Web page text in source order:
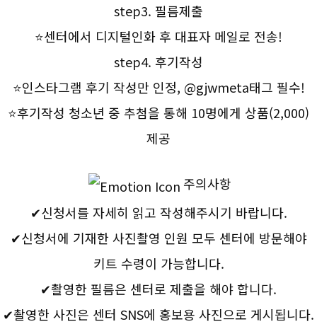
step3. 필름제출
⭐센터에서 디지털인화 후 대표자 메일로 전송!
step4. 후기작성
⭐인스타그램 후기 작성만 인정, @gjwmeta태그 필수!
⭐후기작성 청소년 중 추첨을 통해 10명에게 상품(2,000)
제공
주의사항
✔신청서를 자세히 읽고 작성해주시기 바랍니다.
✔신청서에 기재한 사진촬영 인원 모두 센터에 방문해야
키트 수령이 가능합니다.
✔촬영한 필름은 센터로 제출을 해야 합니다.
✔촬영한 사진은 센터 SNS에 홍보용 사진으로 게시됩니다.